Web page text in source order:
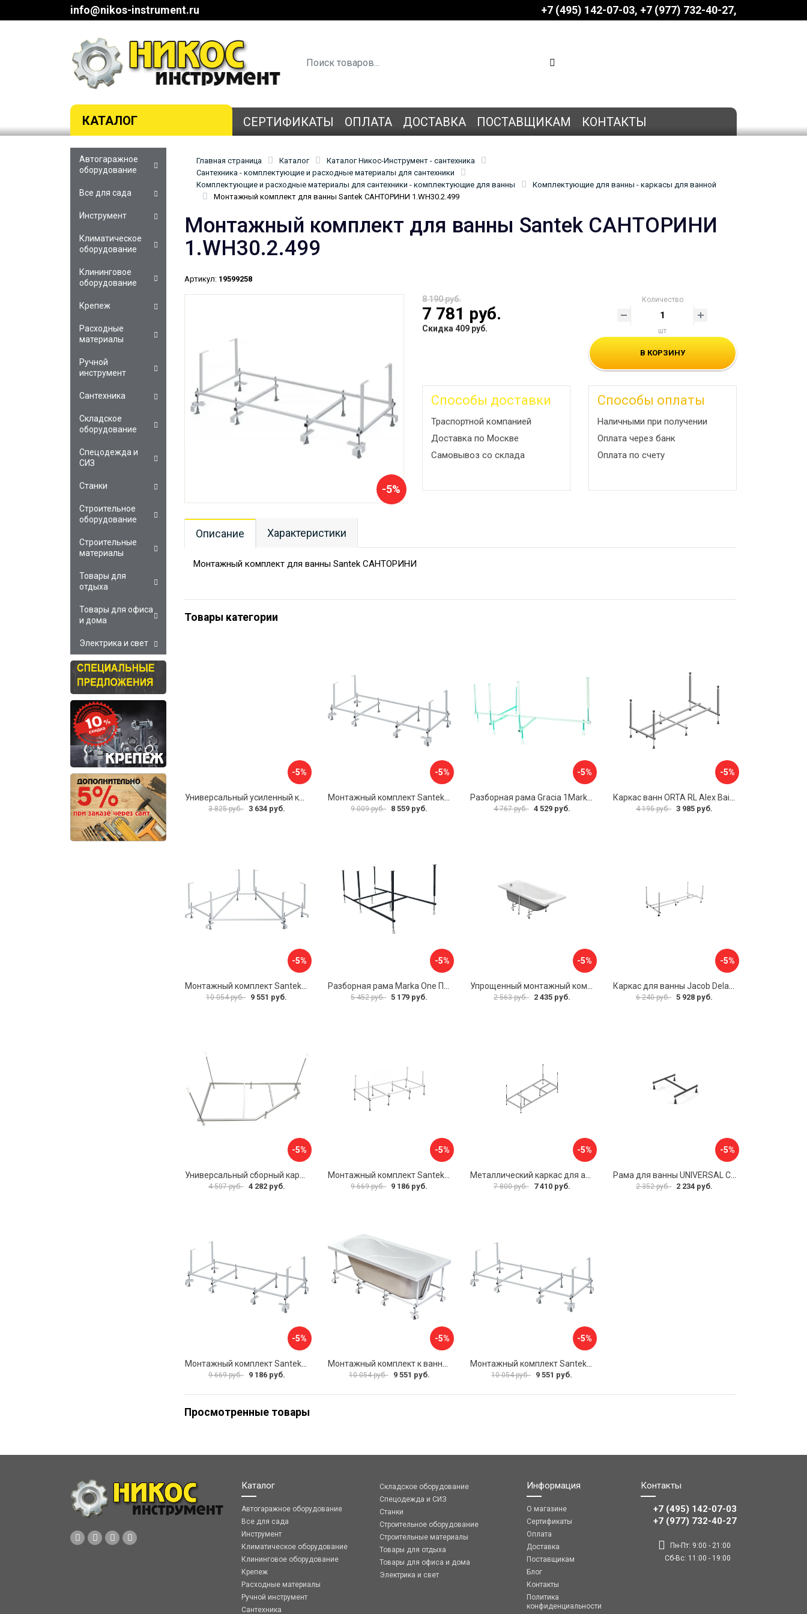
info@nikos-instrument.ru +7 (495) 142-07-03 ‎‎+7 (977) 732-40-27
КАТАЛОГ СЕРТИФИКАТЫ ОПЛАТА ДОСТАВКА ПОСТАВЩИКАМ КОНТАКТЫ
Главная страница Каталог
Каталог Никос-Инструмент - сантехника
Сантехника - комплектующие и расходные материалы для сантехники
Комплектующие и расходные материалы для сантехники - комплектующие для ванны
Комплектующие для ванны - каркасы для ванной
Монтажный комплект для ванны Santek САНТОРИНИ 1.WH30.2.499
Монтажный комплект для ванны Santek САНТОРИНИ
1.WH30.2.499
Артикул: 19599258
-5%
8 190 руб.
7 781 руб.
Скидка 409 руб.
Количество
шт
В КОРЗИНУ
Способы доставки
Траспортной компанией
Доставка по Москве
Самовывоз со склада
Способы оплаты
Наличными при получении
Оплата через банк
Оплата по счету
Описание Характеристики
Монтажный комплект для ванны Santek САНТОРИНИ
Товары категории
-5%
3 825 руб. 3 634 руб.
-5%
Монтажный комплект Santek МОНАКО 1.WH11.2.424 00000045899
9 009 руб. 8 559 руб.
-5%
4 767 руб. 4 529 руб.
-5%
4 195 руб. 3 985 руб.
-5%
Монтажный комплект Santek КАРИБЫ 1.WH11.2.430 00000046546
10 054 руб. 9 551 руб.
-5%
Разборная рама Marka One ПУ 160-165x75 03пу1675
5 452 руб. 5 179 руб.
-5%
Упрощенный монтажный комплект для ванны Santek КАСАБЛАНКА 1WH501541 00058310
2 563 руб. 2 435 руб.
-5%
Каркас для ванны Jacob Delafon E6D082RU-00 Sofa 73633
6 240 руб. 5 928 руб.
-5%
4 507 руб. 4 282 руб.
-5%
Монтажный комплект Santek САНТОРИНИ 1.WH30.2.488 00000069112
9 669 руб. 9 186 руб.
-5%
7 800 руб. 7 410 руб.
-5%
Рама для ванны UNIVERSAL Cersanit K-RW-UNIVERSAL160-170
2 352 руб. 2 234 руб.
-5%
9 669 руб. 9 186 руб.
-5%
10 054 руб. 9 551 руб.
-5%
10 054 руб. 9 551 руб.
Просмотренные товары
Автогаражное
оборудование
Все для сада
Инструмент
Климатическое
оборудование
Клининговое
оборудование
Крепеж
Расходные
материалы
Ручной
инструмент
Сантехника
Складское
оборудование
Спецодежда и
СИЗ
Станки
Строительное
оборудование
Строительные
материалы
Товары для
отдыха
Товары для офиса
и дома
Электрика и свет
Каталог
Автогаражное оборудование
Все для сада
Инструмент
Климатическое оборудование
Клининговое оборудование
Крепеж
Расходные материалы
Ручной инструмент
Сантехника
Складское оборудование
Спецодежда и СИЗ
Станки
Строительное оборудование
Строительные материалы
Товары для отдыха
Товары для офиса и дома
Электрика и свет
Информация
О магазине
Сертификаты
Оплата
Доставка
Поставщикам
Блог
Контакты
Политика
конфиденциальности
Контакты
+7 (495) 142-07-03
‎‎+7 (977) 732-40-27
Пн-Пт: 9:00 - 21:00
Сб-Вс: 11:00 - 19:00